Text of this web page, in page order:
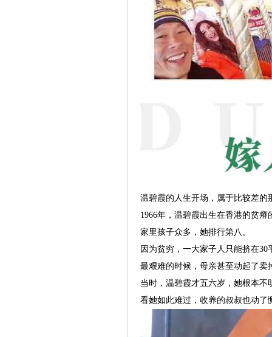
温碧霞的人生开场，属于比较差的
1966年，温碧霞出生在香港的贫瘠
家里孩子众多，她排行第八。
因为贫穷，一大家子人只能挤在
最艰难的时候，母亲甚至动起了卖
当时，温碧霞才五六岁，她根本
看她如此难过，收养的叔叔也动